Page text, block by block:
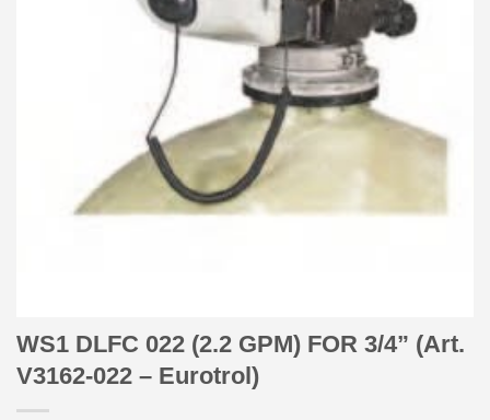
WS1 DLFC 022 (2.2 GPM) FOR 3/4” (Art.
V3162-022 – Eurotrol)